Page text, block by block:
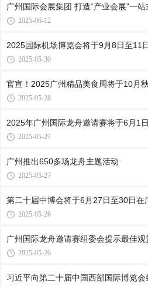
广州国际会展集团 打造“产业会展”一
2025-06-12
2025国际机场博览会将于9月8日至11
2025-05-30
官宣！2025广州精品美食周将于10月
2025-05-28
2025年广州国际龙舟邀请赛将于6月1
2025-05-27
广州推出650多场龙舟主题活动
2025-05-27
第二十届中博会将于6月27日至30日在
2025-05-26
广州国际龙舟邀请赛组委会提示最佳
2025-05-26
习近平向第二十届中国西部国际博览会